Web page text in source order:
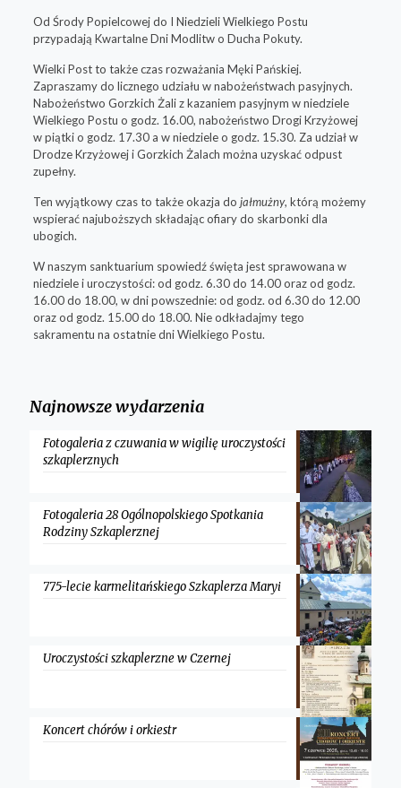
Od Środy Popielcowej do I Niedzieli Wielkiego Postu
przypadają Kwartalne Dni Modlitw o Ducha Pokuty.
Wielki Post to także czas rozważania Męki Pańskiej.
Zapraszamy do licznego udziału w nabożeństwach pasyjnych.
Nabożeństwo Gorzkich Żali z kazaniem pasyjnym w niedziele
Wielkiego Postu o godz. 16.00, nabożeństwo Drogi Krzyżowej
w piątki o godz. 17.30 a w niedziele o godz. 15.30. Za udział w
Drodze Krzyżowej i Gorzkich Żalach można uzyskać odpust
zupełny.
Ten wyjątkowy czas to także okazja do jałmużny, którą możemy
wspierać najuboższych składając ofiary do skarbonki dla
ubogich.
W naszym sanktuarium spowiedź święta jest sprawowana w
niedziele i uroczystości: od godz. 6.30 do 14.00 oraz od godz.
16.00 do 18.00, w dni powszednie: od godz. od 6.30 do 12.00
oraz od godz. 15.00 do 18.00. Nie odkładajmy tego
sakramentu na ostatnie dni Wielkiego Postu.
Najnowsze wydarzenia
Fotogaleria z czuwania w wigilię uroczystości
szkaplerznych
Fotogaleria 28 Ogólnopolskiego Spotkania
Rodziny Szkaplerznej
775-lecie karmelitańskiego Szkaplerza Maryi
Uroczystości szkaplerzne w Czernej
Koncert chórów i orkiestr